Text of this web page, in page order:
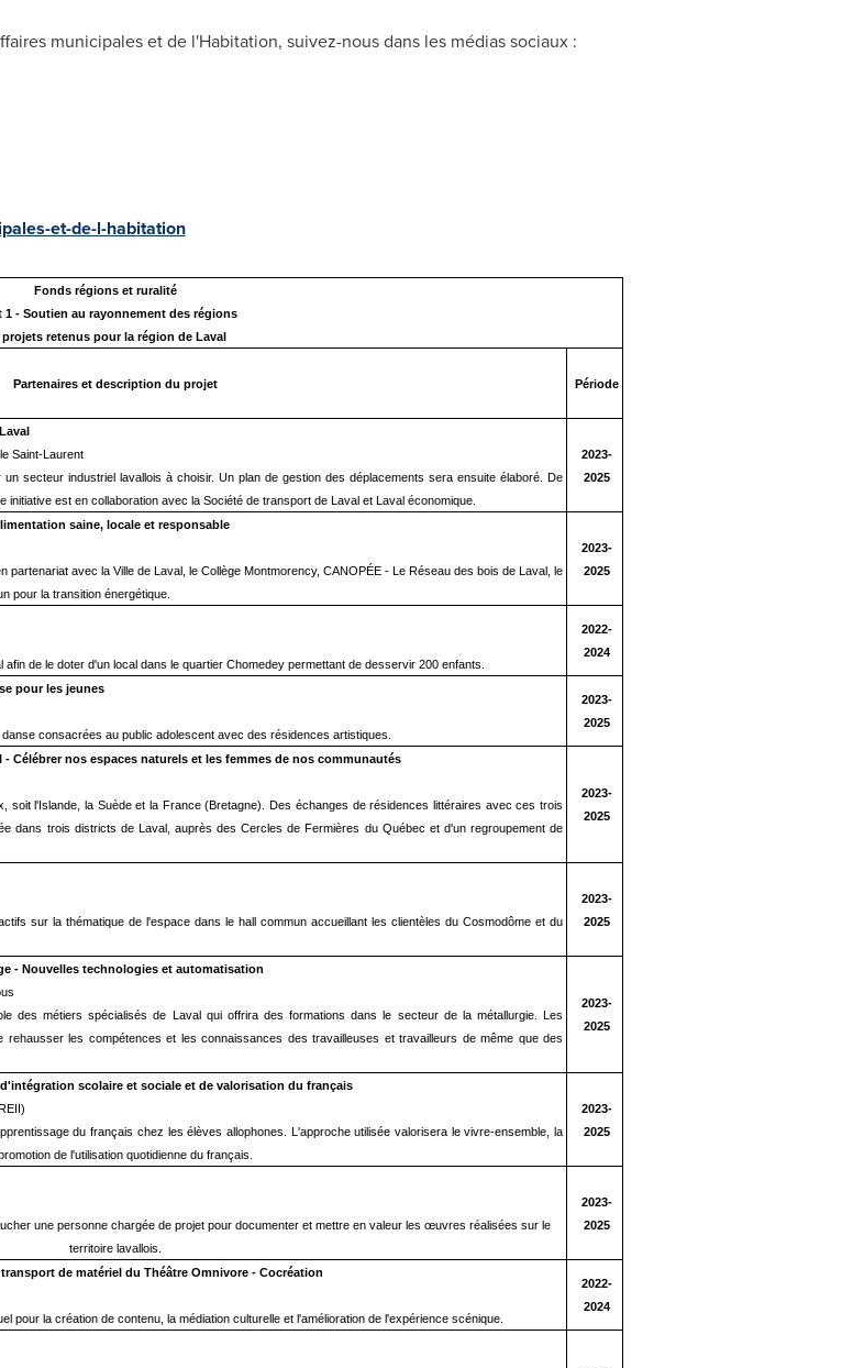
municipales et de l'Habitation, suivez-nous dans les médias sociaux :
et-de-l-habitation
Fonds régions et ruralité
1 - Soutien au rayonnement des régions
projets retenus pour la région de Laval
Partenaires et description du projet Période
Saint-Laurent
secteur industriel lavallois à choisir. Un plan de gestion des déplacements sera ensuite élaboré. De
est en collaboration avec la Société de transport de Laval et Laval économique.
2023-
2025
saine, locale et responsable
avec la Ville de Laval, le Collège Montmorency, CANOPÉE - Le Réseau des bois de Laval, le
pour la transition énergétique.
2023-
2025
de le doter d'un local dans le quartier Chomedey permettant de desservir 200 enfants.
2022-
2024
pour les jeunes
consacrées au public adolescent avec des résidences artistiques.
2023-
2025
Célébrer nos espaces naturels et les femmes de nos communautés
soit l'Islande, la Suède et la France (Bretagne). Des échanges de résidences littéraires avec ces trois
dans trois districts de Laval, auprès des Cercles de Fermières du Québec et d'un regroupement de
2023-
2025
sur la thématique de l'espace dans le hall commun accueillant les clientèles du Cosmodôme et du
2023-
2025
- Nouvelles technologies et automatisation
des métiers spécialisés de Laval qui offrira des formations dans le secteur de la métallurgie. Les
rehausser les compétences et les connaissances des travailleuses et travailleurs de même que des
2023-
2025
scolaire et sociale et de valorisation du français
du français chez les élèves allophones. L'approche utilisée valorisera le vivre-ensemble, la
de l'utilisation quotidienne du français.
2023-
2025
une personne chargée de projet pour documenter et mettre en valeur les œuvres réalisées sur le
territoire lavallois.
2023-
2025
de matériel du Théâtre Omnivore - Cocréation
pour la création de contenu, la médiation culturelle et l'amélioration de l'expérience scénique.
2022-
2024